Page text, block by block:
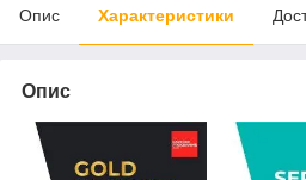
Опис Характеристики
Опис